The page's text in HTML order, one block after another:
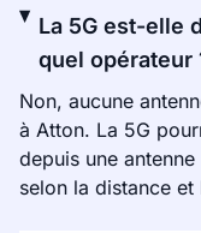
La 5G est-elle
quel opérateur
Non, aucune
à Atton. La 5G
depuis une
selon la distance